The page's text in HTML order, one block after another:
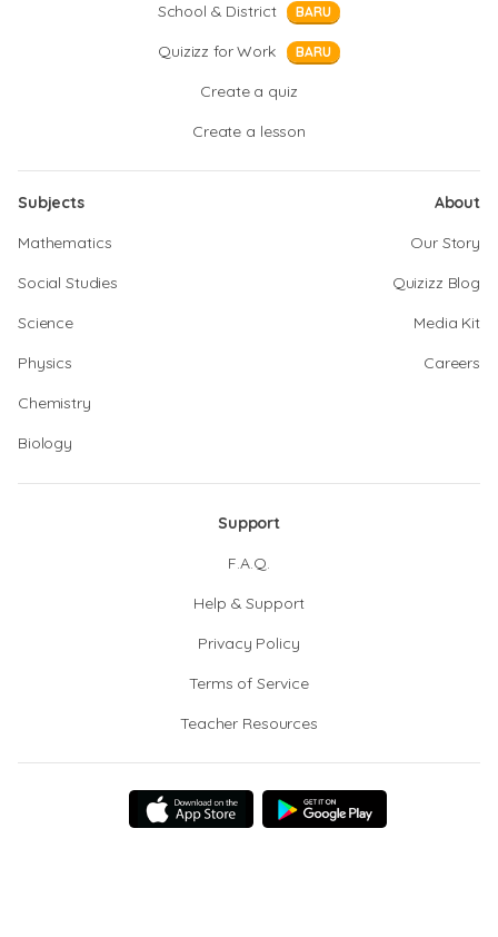
School & District
BARU
Quizizz for Work BARU
Create a quiz
Create a lesson
Subjects
Mathematics
Social Studies
Science
Physics
Chemistry
Biology
About
Our Story
Quizizz Blog
Media Kit
Careers
Support
F.A.Q.
Help & Support
Privacy Policy
Terms of Service
Teacher Resources